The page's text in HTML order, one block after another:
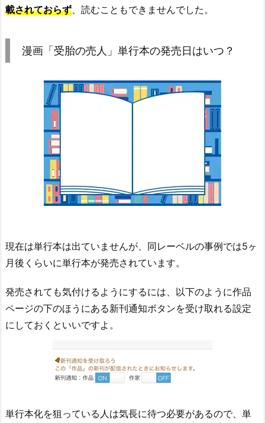
載されておらず、読むこともできませんでした。
漫画「受胎の売人」単行本の発売日はいつ？
現在は単行本は出ていませんが、同レーベルの事例では5ヶ
月後くらいに単行本が発売されています。
発売されても気付けるようにするには、以下のように作品
ページの下のほうにある新刊通知ボタンを受け取れる設定
にしておくといいですよ。
単行本化を狙っている人は気長に待つ必要があるので、単